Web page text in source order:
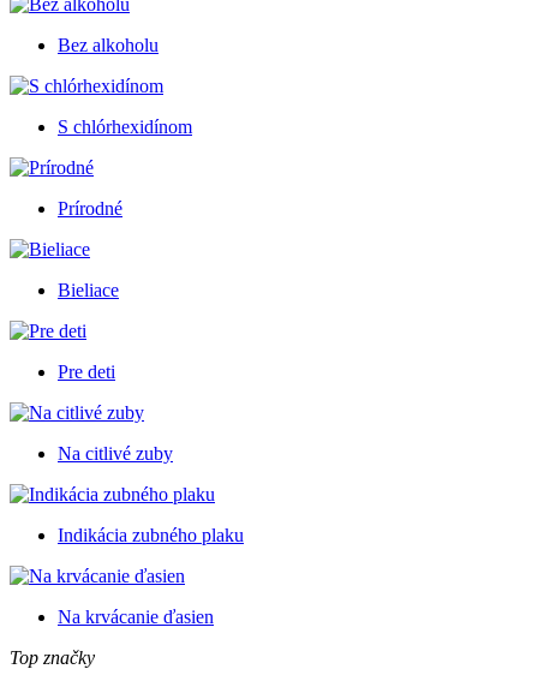
Bez alkoholu
S chlórhexidínom
Prírodné
Bieliace
Pre deti
Na citlivé zuby
Indikácia zubného plaku
Na krvácanie ďasien
Top značky